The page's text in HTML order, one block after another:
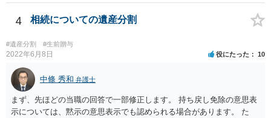
わなければ、遺産分割調停を申し立てて進めるのがベターのような気
がしますね。
4 相続についての遺産分割
#遺産分割 #生前贈与
2022年6月8日 役にたった 10
中條 秀和 弁護士
まず、先ほどの当職の回答で一部修正します。 持ち戻し免除の意思表
示については、黙示の意思表示でも認められる場合があります。 た